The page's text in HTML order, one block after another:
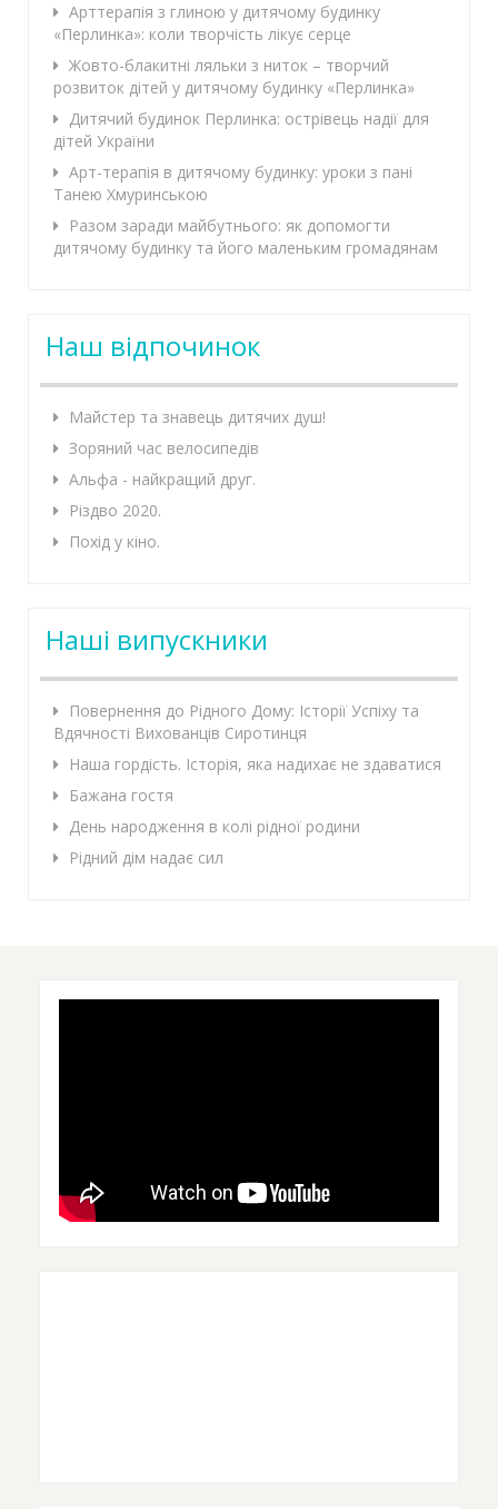
Арттерапія з глиною у дитячому будинку
«Перлинка»: коли творчість лікує серце
Жовто-блакитні ляльки з ниток – творчий
розвиток дітей у дитячому будинку «Перлинка»
Дитячий будинок Перлинка: острівець надії для
дітей України
Арт-терапія в дитячому будинку: уроки з пані
Танею Хмуринською
Разом заради майбутнього: як допомогти
дитячому будинку та його маленьким громадянам
Наш відпочинок
Майстер та знавець дитячих душ!
Зоряний час велосипедів
Альфа - найкращий друг.
Різдво 2020.
Похід у кіно.
Наші випускники
Повернення до Рідного Дому: Історії Успіху та
Вдячності Вихованців Сиротинця
Наша гордість. Історія, яка надихає не здаватися
Бажана гостя
День народження в колі рідної родини
Рідний дім надає сил